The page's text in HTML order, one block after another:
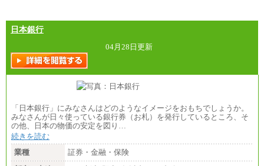
日本銀行
04月28日更新
「日本銀行」にみなさんはどのようなイメージをおもちでしょうか。
みなさんが日々使っている銀行券（お札）を発行しているところ、そ
の他、日本の物価の安定を図り…
続きを読む
業種
証券・金融・保険